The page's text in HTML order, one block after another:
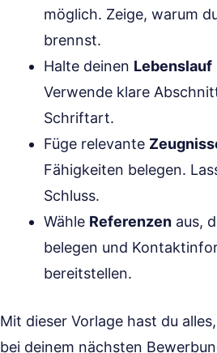
möglich. Zeige, warum
brennst.
Halte deinen Lebenslauf
Verwende klare
Schriftart.
Füge relevante
Fähigkeiten belegen.
Schluss.
Wähle Referenzen aus,
belegen und
bereitstellen.
Mit dieser Vorlage hast du
bei deinem nächsten